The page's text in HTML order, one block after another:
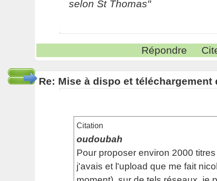
selon St Thomas"
Répondre
Re: Mise à dispo et
Citation
oudoubah
Pour proposer environ 2000
j'avais et l'upload que me fait